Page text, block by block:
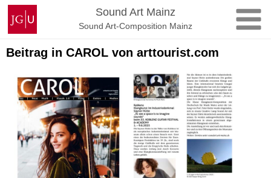
Skip
content
Johannes
Gutenberg
University
Mainz
Sound Art Mainz
Sound Art-Composition Mainz
Beitrag in CAROL von arttourist.com